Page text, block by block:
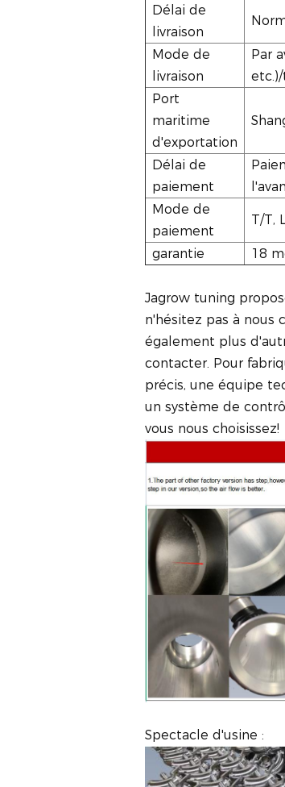
Délai de
livraison
Mode de
livraison
Par
Port
maritime
d'exportation
Délai de
paiement
Mode de
paiement
T/T,
garantie 18
Jagrow tuning
n'hésitez pas à nous
également plus
contacter. Pour
précis, une équipe
un système de
vous nous choisissez!
Spectacle d'usine :